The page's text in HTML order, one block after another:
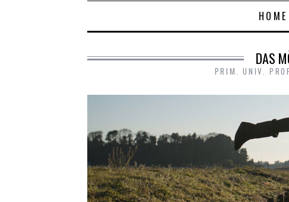
HOME
DAS
PRIM. UNIV.